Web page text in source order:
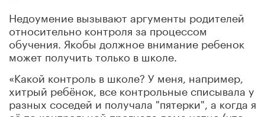
Недоумение вызывают аргументы родителей
относительно контроля за процессом
обучения. Якобы должное внимание ребенок
может получить только в школе.
«Какой контроль в школе? У меня, например,
хитрый ребёнок, все контрольные списывала у
разных соседей и получала "пятерки", а когда я